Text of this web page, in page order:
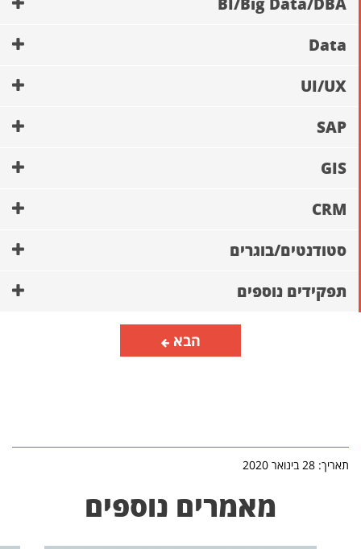
Data
UI/UX
SAP
GIS
CRM
סטודנטים/בוגרים
תפקידים נוספים
הבא
תאריך: 28 בינואר 2020
מאמרים נוספים